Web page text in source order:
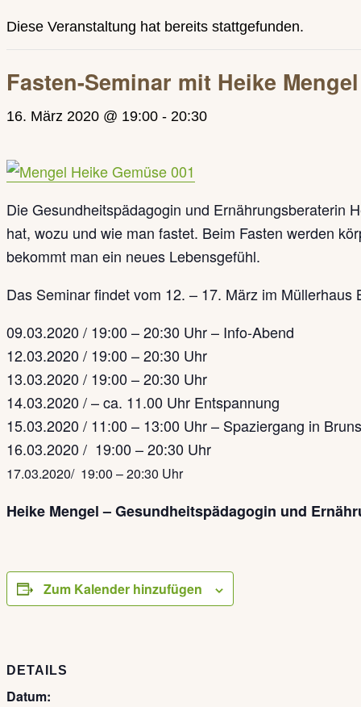
Diese Veranstaltung hat bereits stattgefunden.
Fasten-Seminar mit Heike Mengel
16. März 2020 @ 19:00 - 20:30
Die Gesundheitspädagogin und Ernährungsberaterin
hat, wozu und wie man fastet. Beim Fasten werden
bekommt man ein neues Lebensgefühl.
Das Seminar findet vom 12. – 17. März im
09.03.2020 / 19:00 – 20:30 Uhr – Info-Abend
12.03.2020 / 19:00 – 20:30 Uhr
13.03.2020 / 19:00 – 20:30 Uhr
14.03.2020 / – ca. 11.00 Uhr Entspannung
15.03.2020 / 11:00 – 13:00 Uhr – Spaziergang in
16.03.2020 / 19:00 – 20:30 Uhr
17.03.2020/ 19:00 – 20:30 Uhr
Heike Mengel – Gesundheitspädagogin und
Zum Kalender hinzufügen
DETAILS
Datum: